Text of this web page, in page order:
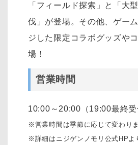
「フィールド探索」と「大
伐」が登場。その他、ゲー
ジした限定コラボグッズや
場！
営業時間
10:00～20:00（19:00最終受
※営業時間は季節に応じて変わりま
※詳細はニジゲンノモリ公式HPよ